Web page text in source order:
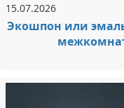
15.07.2026
Экошпон или